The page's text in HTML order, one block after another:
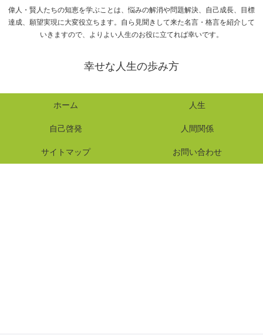
偉人・賢人たちの知恵を学ぶことは、悩みの解消や問題解決、自己成長、目標
達成、願望実現に大変役立ちます。自ら見聞きして来た名言・格言を紹介して
いきますので、よりよい人生のお役に立てれば幸いです。
幸せな人生の歩み方
ホーム 人生
自己啓発 人間関係
サイトマップ お問い合わせ